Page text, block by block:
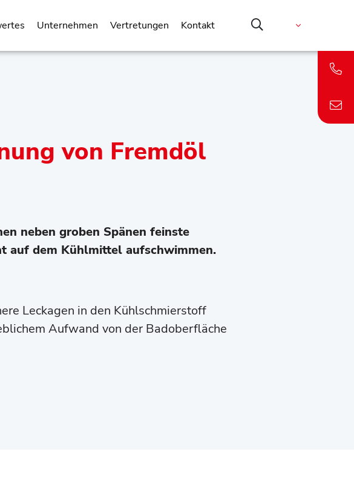
Unternehmen Vertretungen Kontakt
von Fremdöl
neben groben Spänen feinste
auf dem Kühlmittel aufschwimmen.
Leckagen in den Kühlschmierstoff
Aufwand von der Badoberfläche